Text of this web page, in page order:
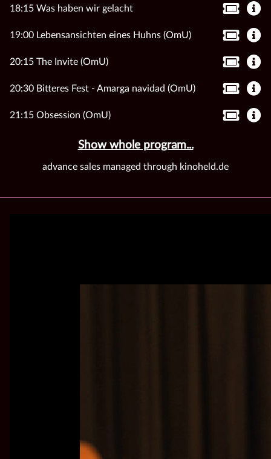
18:15 Was haben wir gelacht
19:00 Lebensansichten eines Huhns (OmU)
20:15 The Invite (OmU)
20:30 Bitteres Fest - Amarga navidad (OmU)
21:15 Obsession (OmU)
Show whole program...
advance sales managed through kinoheld.de